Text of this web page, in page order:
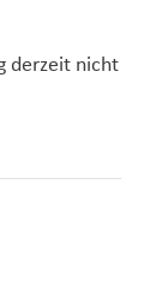
derzeit nicht